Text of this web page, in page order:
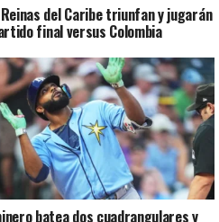
del Caribe triunfan y jugarán
final versus Colombia
batea dos cuadrangulares y